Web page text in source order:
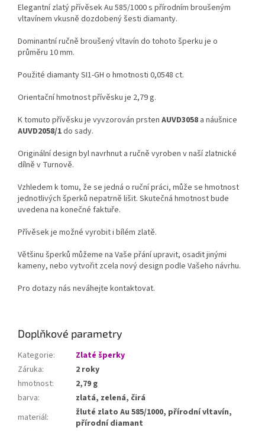
Elegantní zlatý přívěsek Au 585/1000 s přírodním broušeným
vltavínem vkusně dozdobený šesti diamanty.
Dominantní ručně broušený vltavín do tohoto šperku je o
průměru 10 mm.
Použité diamanty SI1-GH o hmotnosti 0,0548 ct.
Orientační hmotnost přívěsku je 2,79 g.
K tomuto přívěsku je vyvzorován prsten AUVD3058 a náušnice
AUVD2058/1do sady.
Originální design byl navrhnut a ručně vyroben v naší zlatnické
dílně v Turnově.
Vzhledem k tomu, že se jedná o ruční práci, může se hmotnost
jednotlivých šperků nepatrně lišit. Skutečná hmotnost bude
uvedena na konečné faktuře.
Přívěsek je možné vyrobit i bílém zlatě.
Většinu šperků můžeme na Vaše přání upravit, osadit jinými
kameny, nebo vytvořit zcela nový design podle Vašeho návrhu.
Pro dotazy nás neváhejte kontaktovat.
Doplňkové parametry
Kategorie:
Zlaté šperky
Záruka:
2 roky
hmotnost:
2,79 g
barva:
zlatá, zelená, čirá
materiál:
žluté zlato Au 585/1000, přírodní vltavín,
přírodní diamant